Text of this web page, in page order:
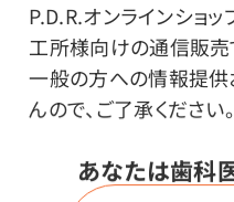
P.D.R.オンラインショ
工所様向けの通信販売
一般の方への情報提供
んので、ご了承ください。
あなたは歯科
滑りにくい！ラバーグリ
ワイヤー許容範囲～